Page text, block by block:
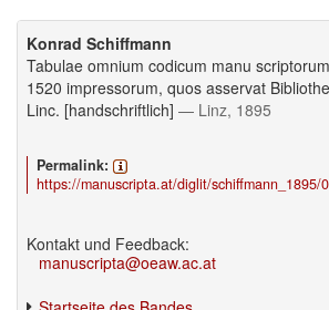
Konrad Schiffmann
Tabulae omnium codicum manu
1520 impressorum, quos asservat
Linc. [handschriftlich] — Linz, 1895
Permalink:
https://manuscripta.at/diglit/schiffmann_1895/
Kontakt und Feedback:
manuscripta@oeaw.ac.at